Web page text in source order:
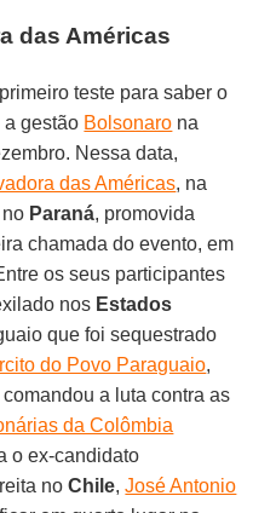
das Américas
teste para saber o
gestão Bolsonaro na
Nessa data,
das Américas, na
no Paraná, promovida
chamada do evento, em
os seus participantes
nos Estados
que foi sequestrado
do Povo Paraguaio,
a luta contra as
da Colômbia
o ex-candidato
noChile,José Antonio